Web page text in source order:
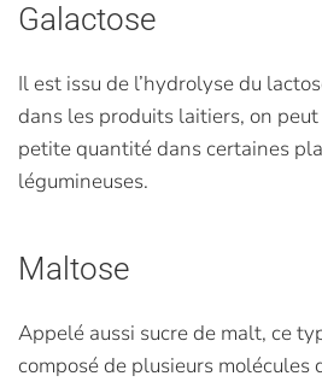
Galactose
Il est issu de l’hydrolyse du
dans les produits laitiers, on
petite quantité dans certaines
légumineuses.
Maltose
Appelé aussi sucre de malt, ce
composé de plusieurs molécules